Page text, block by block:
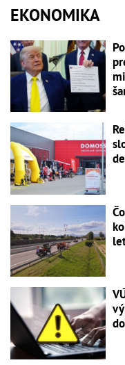
EKONOMIKA